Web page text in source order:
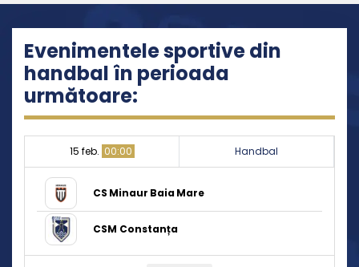
Evenimentele sportive din
handbal în perioada
următoare:
15 feb. 00:00 Handbal
CS Minaur Baia Mare
CSM Constanța